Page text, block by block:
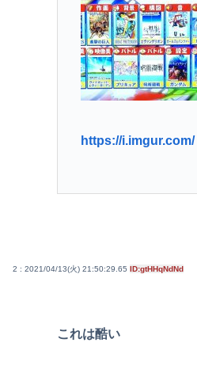
https://i.imgur.com/
2 : 2021/04/13(火) 21:50:29.65 ID:gtHHqNdNd
これは酷い